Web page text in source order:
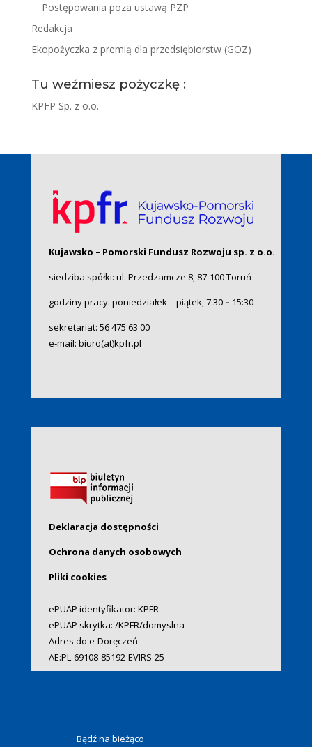
Postępowania poza ustawą PZP
Redakcja
Ekopożyczka z premią dla przedsiębiorstw (GOZ)
Tu weźmiesz pożyczkę :
KPFP Sp. z o.o.
Kujawsko – Pomorski Fundusz Rozwoju sp. z o.o.
siedziba spółki: ul. Przedzamcze 8, 87-100 Toruń
godziny pracy: poniedziałek – piątek, 7:30– 15:30
sekretariat: 56 475 63 00
e-mail: biuro(at)kpfr.pl
Deklaracja dostępności
Ochrona danych osobowych
Pliki cookies
ePUAP identyfikator: KPFR
ePUAP skrytka: /KPFR/domyslna
Adres do e-Doręczeń:
AE:PL-69108-85192-EVIRS-25
Bądź na bieżąco